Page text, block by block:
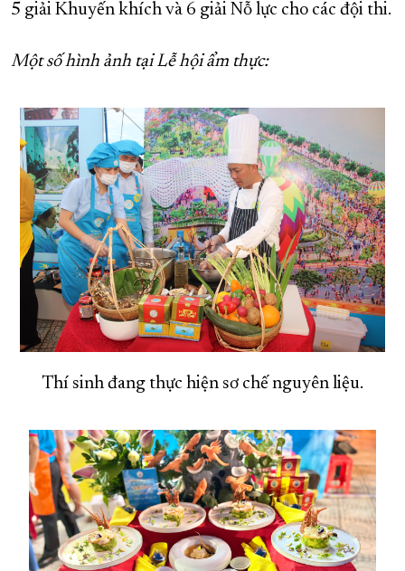
5 giải Khuyến khích và 6 giải Nỗ lực cho các đội thi.
Một số hình ảnh tại Lễ hội ẩm thực:
Thí sinh đang thực hiện sơ chế nguyên liệu.